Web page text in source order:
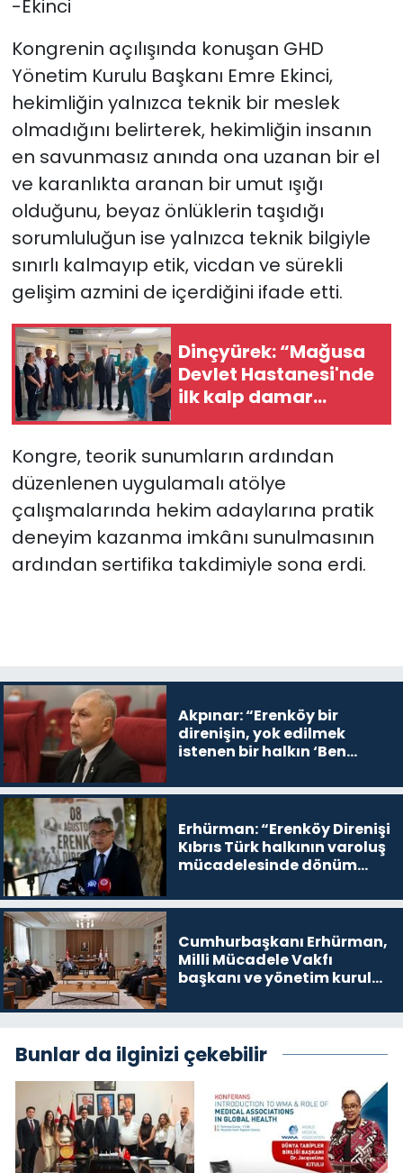
-Ekinci
Kongrenin açılışında konuşan GHD
Yönetim Kurulu Başkanı Emre Ekinci,
hekimliğin yalnızca teknik bir meslek
olmadığını belirterek, hekimliğin insanın
en savunmasız anında ona uzanan bir el
ve karanlıkta aranan bir umut ışığı
olduğunu, beyaz önlüklerin taşıdığı
sorumluluğun ise yalnızca teknik bilgiyle
sınırlı kalmayıp etik, vicdan ve sürekli
gelişim azmini de içerdiğini ifade etti.
Dinçyürek: “Mağusa
Devlet Hastanesi'nde
ilk kalp damar
cerrahisi ameliyatı
gerçekleştirildi”
Kongre, teorik sunumların ardından
düzenlenen uygulamalı atölye
çalışmalarında hekim adaylarına pratik
deneyim kazanma imkânı sunulmasının
ardından sertifika takdimiyle sona erdi.
Akpınar: “Erenköy bir
direnişin, yok edilmek
istenen bir halkın ‘Ben
devam edeceğim’ dediği
Erhürman: “Erenköy Direnişi
Kıbrıs Türk halkının varoluş
mücadelesinde dönüm
Cumhurbaşkanı Erhürman,
Milli Mücadele Vakfı
başkanı ve yönetim kurulu
Bunlar da ilginizi çekebilir